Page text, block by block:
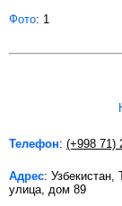
Фото: 1
Телефон: (+998 71)
Адрес:
улица, дом 89